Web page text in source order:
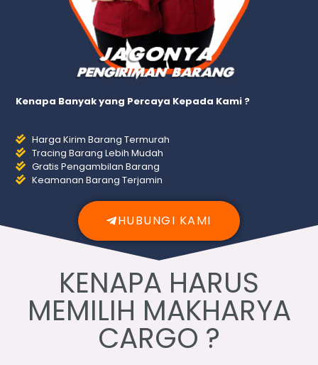
Kenapa Banyak yang Percaya Kepada Kami ?
Harga Kirim Barang Termurah
Tracing Barang Lebih Mudah
Gratis Pengambilan Barang
Keamanan Barang Terjamin
HUBUNGI KAMI
KENAPA HARUS
MEMILIH MAKHARYA
CARGO ?